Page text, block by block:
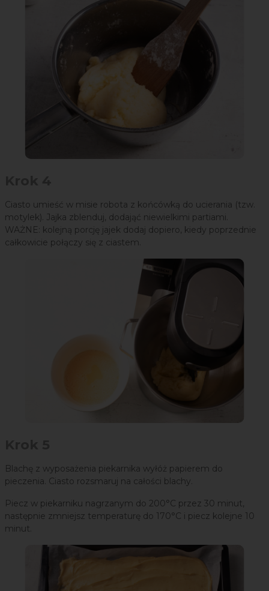
Ciasto umieść w misie robota z końcówką do ucierania (tzw.
motylek). Jajka zblenduj, dodająć niewielkimi partiami.
WAŻNE: kolejną porcję jajek dodaj dopiero, kiedy poprzednie
całkowicie połączy się z ciastem.
Blachę z wyposażenia piekarnika wyłóż papierem do
pieczenia. Ciasto rozsmaruj na całości blachy.
Piecz w piekarniku nagrzanym do 200°C przez 30 minut,
następnie zmniejsz temperaturę do 170°C i piecz kolejne 10
minut.